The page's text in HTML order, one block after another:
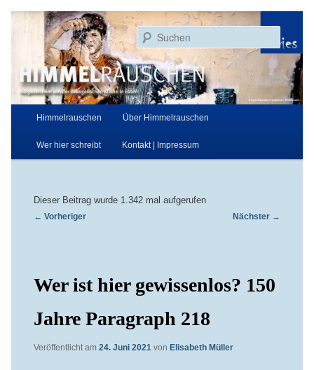
primären
Himmelrauschen
Aufgezeichnet von der Evangelischen Kirche in Essen
Hauptmenü
Himmelrauschen Über Himmelrauschen
Wer hier schreibt Kontakt | Impressum
Dieser Beitrag wurde 1.342 mal aufgerufen
Beitragsnavigation
← Vorheriger Nächster →
Wer ist hier gewissenlos? 150
Jahre Paragraph 218
Veröffentlicht am 24. Juni 2021 von Elisabeth Müller